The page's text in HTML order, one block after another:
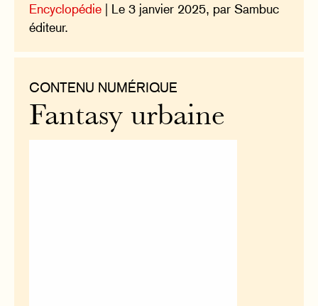
Encyclopédie | Le 3 janvier 2025, par Sambuc
éditeur.
CONTENU NUMÉRIQUE
Fantasy urbaine